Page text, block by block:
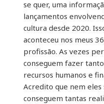
se quer, uma
lançamentos
cultura desde 2020.
aconteceu nos meus
profissão. As vezes
conseguem fazer
recursos humanos e
Acredito que nem eles
conseguem tantas